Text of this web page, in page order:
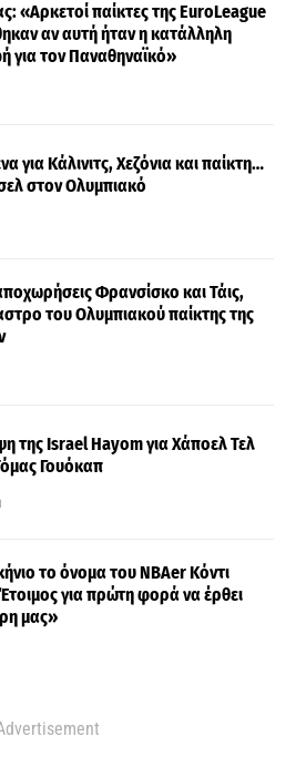
«Αρκετοί παίκτες της EuroLeague
αν αυτή ήταν η κατάλληλη
για τον Παναθηναϊκό»
για Κάλινιτς, Χεζόνια και παίκτη…
στον Ολυμπιακό
Φρανσίσκο και Τάις,
του Ολυμπιακού παίκτης της
της Israel Hayom για Χάποελ Τελ
Γουόκαπ
το όνομα του ΝΒΑer Κόντι
για πρώτη φορά να έρθει
μας»